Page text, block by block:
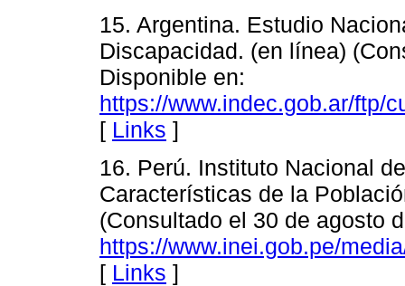
15. Argentina. Estudio
Discapacidad. (en línea)
Disponible en:
https://www.indec.gob.ar/ftp/
[ Links ]
16. Perú. Instituto Nacional
Características de la
(Consultado el 30 de agosto
https://www.inei.gob.pe/
[ Links ]